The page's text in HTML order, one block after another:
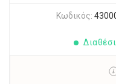
Κωδικός: